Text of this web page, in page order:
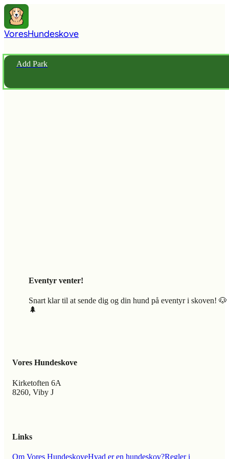
VoresHundeskove
Add Park
Eventyr venter!
Snart klar til at sende dig og din hund på eventyr i skoven! 🐶
🌲
Vores Hundeskove
Kirketoften 6A
8260, Viby J
Links
Om Vores HundeskoveHvad er en hundeskov?Regler i